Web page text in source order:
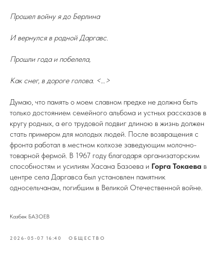
Прошел войну я до Берлина
И вернулся в родной Даргавс.
Прошли года и побелела,
Как снег, в дороге голова. <…>
Думаю, что память о моем славном предке не должна быть
только достоянием семейного альбома и устных рассказов в
кругу родных, а его трудовой подвиг длиною в жизнь должен
стать примером для молодых людей. После возвращения с
фронта работал в местном колхозе заведующим молочно-
товарной фермой. В 1967 году благодаря организаторским
способностям и усилиям Хасана Базоева и Горга Токаева в
центре села Даргавса был установлен памятник
односельчанам, погибшим в Великой Отечественной войне.
Казбек БАЗОЕВ
2026-05-07 16:40 ОБЩЕСТВО